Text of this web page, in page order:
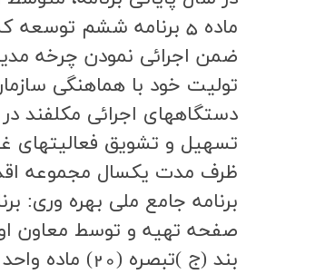
ماده 5 برنامه ششم
ضمن اجرائي نمودن چرخه
توليت خود با هماهنگي
دستگاههاي اجرائي مكلفند
تسهيل و تشويق فعاليتهاي
ظرف مدت يكسال مجموعه
صفحه تهيه و توسط معاون